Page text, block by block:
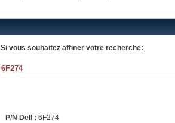
Si vous souhaitez affiner votre recherche:
P/N Dell : 6F274